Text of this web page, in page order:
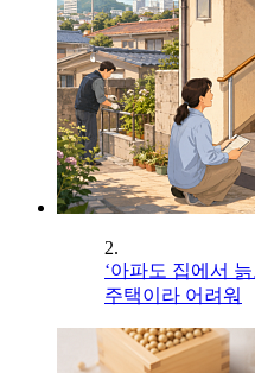
2.
‘아파도 집에서
주택이라 어려워